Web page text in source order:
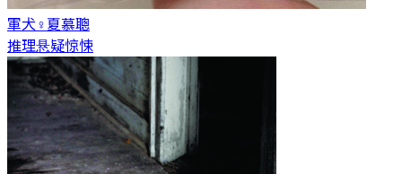
軍犬♀ 夏慕聰
推理悬疑惊悚